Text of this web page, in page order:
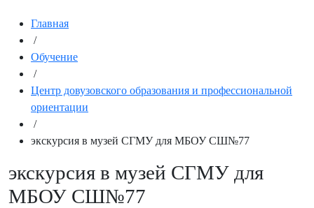
Главная
/
Обучение
/
Центр довузовского образования и профессиональной
ориентации
/
экскурсия в музей СГМУ для МБОУ СШ№77
экскурсия в музей СГМУ для
МБОУ СШ№77